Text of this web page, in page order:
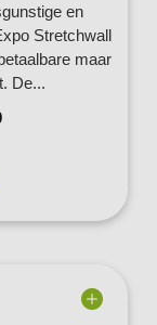
en
Stretchwall
maar
De...